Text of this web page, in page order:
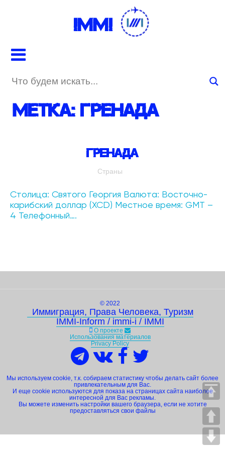
IMMI
Метка:Гренада
Гренада
Страны
Столица: Святого Георгия Валюта: Восточно-
карибский доллар (XCD) Местное время: GMT –
4 Телефонный….
© 2022
Иммиграция, Права Человека, Туризм
IMMI-Inform / immi-i / IMMI
О проекте
Использования материалов
Privacy Policy
Мы используем cookie, т.к. собираем статистику чтобы делать сайт более
привлекательным для Вас.
И еще cookie используются для показа на страницах сайта наиболее
интересной для Вас рекламы.
Вы можете изменить настройки вашего браузера, если не хотите
предоставляться свои файлы